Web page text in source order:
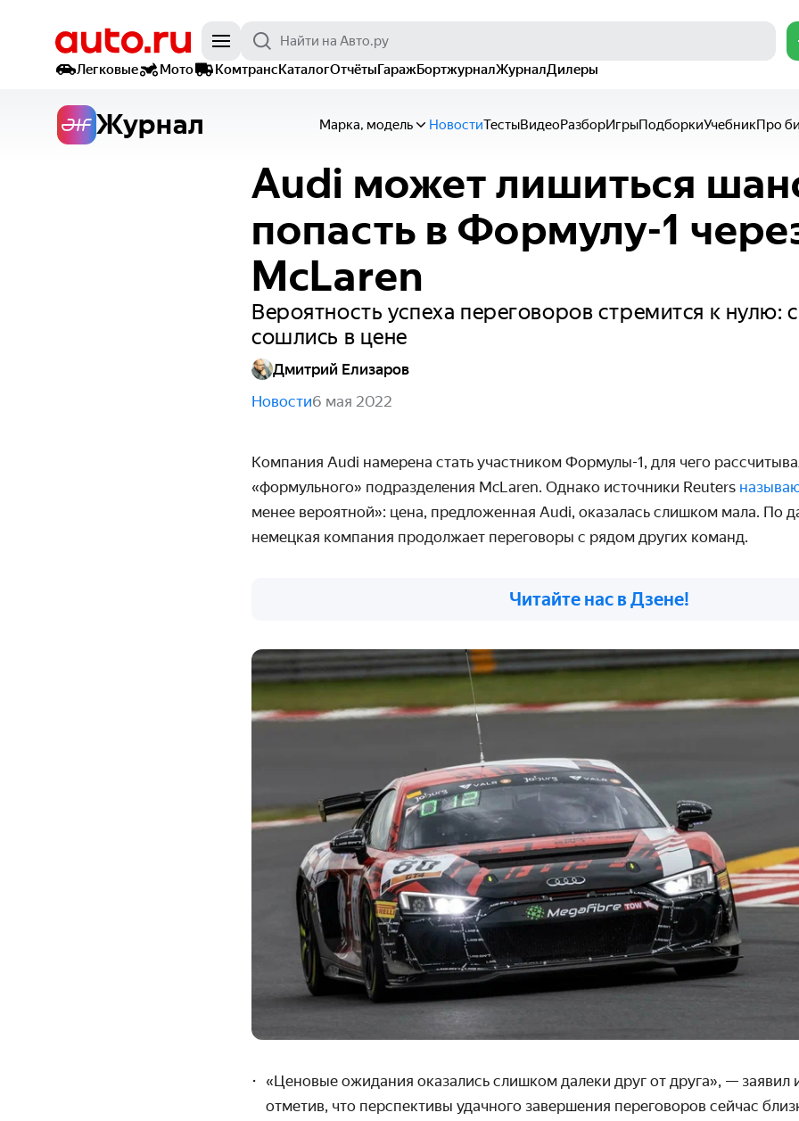
Легковые
Мото КомтрансКаталогОтчётыГаражБортжурналЖурналДилеры
Журнал Марка, модель НовостиТестыВидеоРазборИгрыПодборкиУчебникПро
Audi может лишиться
попасть в Формулу-1
McLaren
Вероятность успеха переговоров стремится к нулю:
сошлись в цене
Дмитрий Елизаров
Новости6 мая 2022
Компания Audi намерена стать участником Формулы-1, для чего
«формульного» подразделения McLaren. Однако источники Reuters
менее вероятной»: цена, предложенная Audi, оказалась слишком мала. По
немецкая компания продолжает переговоры с рядом других команд.
Читайте нас в Дзене!
«Ценовые ожидания оказались слишком далеки друг от друга», — заявил
отметив, что перспективы удачного завершения переговоров сейчас